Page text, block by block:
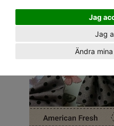
Jag
Jag
Ändra